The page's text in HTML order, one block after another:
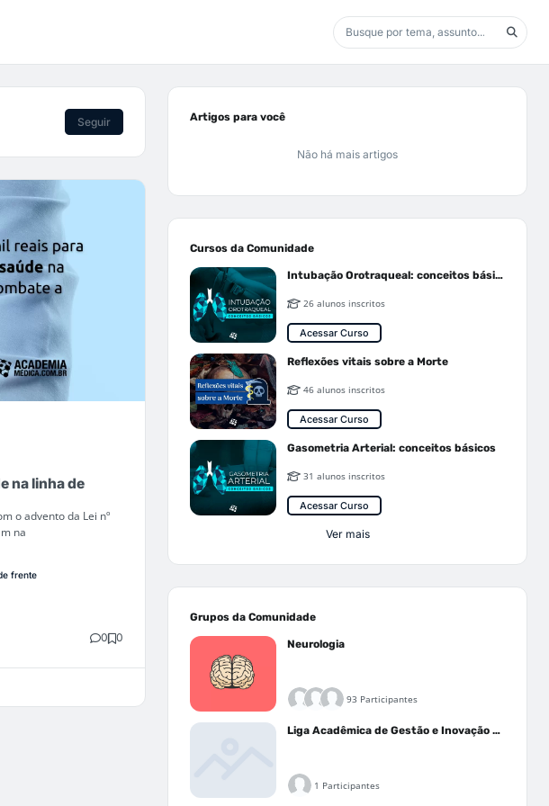
Seguir
na linha de
o advento da Lei nº
na
frente
0 0
Artigos para você
Não há mais artigos
Cursos da Comunidade
Intubação Orotraqueal: conceitos básicos
26 alunos inscritos
Acessar Curso
Reflexões vitais sobre a Morte
46 alunos inscritos
Acessar Curso
Gasometria Arterial: conceitos básicos
31 alunos inscritos
Acessar Curso
Ver mais
Grupos da Comunidade
Neurologia
93 Participantes
Liga Acadêmica de Gestão e Inovação Médica - LAGIM
1 Participantes